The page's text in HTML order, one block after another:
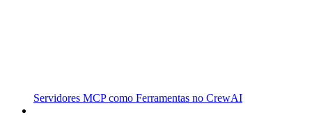
Servidores MCP como Ferramentas no CrewAI